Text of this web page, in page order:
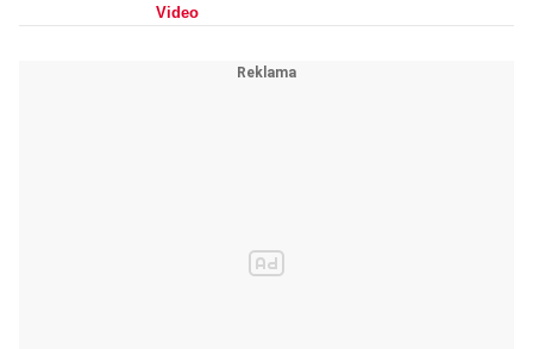
Video